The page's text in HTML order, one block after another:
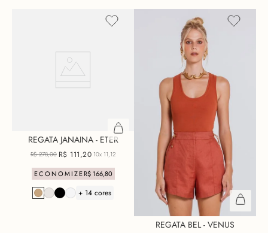
REGATA JANAINA - ETER
R$ 278,00 R$ 111,20 10x 11,12
ECONOMIZER$ 166,80
+ 14 cores
REGATA BEL - VENUS